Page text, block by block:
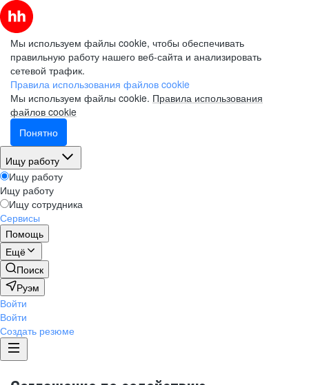
Мы используем файлы cookie, чтобы обеспечивать
правильную работу нашего веб-сайта и анализировать
сетевой трафик.
Правила использования файлов cookie
Мы используем файлы cookie. Правила использования
файлов cookie
Понятно
Ищу работу
Ищу работу
Ищу работу
Ищу сотрудника
Сервисы
Помощь
Ещё
Поиск
Руэм
Войти
Войти
Создать резюме